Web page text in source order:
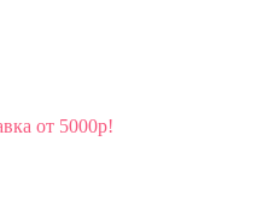
от 5000р!